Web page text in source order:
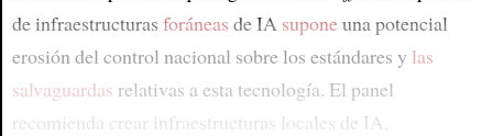
de infraestructuras foráneas de IA suponeuna potencial
erosión del control nacional sobre los estándares y las
salvaguardas relativas a esta tecnología. El panel
recomienda crear infraestructuras locales de IA,